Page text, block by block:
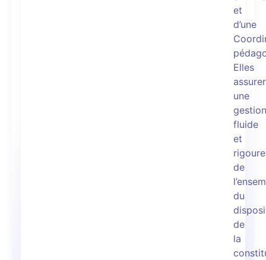
et
d’une
Elles
une
gestion
fluide
et
de
du
de
la